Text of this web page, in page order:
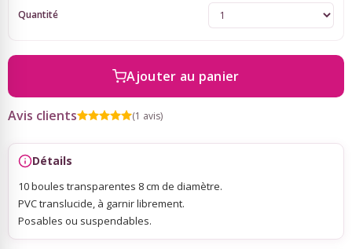
Rubans Tulle Organdi
Quantité
Ajouter au panier
Avis clients (1 avis)
Détails
10 boules transparentes 8 cm de diamètre.
PVC translucide, à garnir librement.
Posables ou suspendables.